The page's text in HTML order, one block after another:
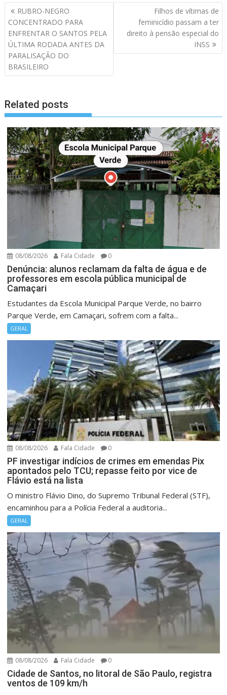
Navegação
de
artigos
RUBRO-NEGRO
CONCENTRADO PARA
ENFRENTAR O SANTOS PELA
ÚLTIMA RODADA ANTES DA
PARALISAÇÃO DO
BRASILEIRO
Filhos de vítimas de
feminicídio passam a ter
direito à pensão especial do
INSS
Related posts
08/08/2026 Fala Cidade 0
Denúncia: alunos reclamam da falta de água e de
professores em escola pública municipal de
Camaçari
Estudantes da Escola Municipal Parque Verde, no bairro
Parque Verde, em Camaçari, sofrem com a falta...
GERAL
08/08/2026 Fala Cidade 0
PF investigar indícios de crimes em emendas Pix
apontados pelo TCU; repasse feito por vice de
Flávio está na lista
O ministro Flávio Dino, do Supremo Tribunal Federal (STF),
encaminhou para a Polícia Federal a auditoria...
GERAL
08/08/2026 Fala Cidade 0
Cidade de Santos, no litoral de São Paulo, registra
ventos de 109 km/h